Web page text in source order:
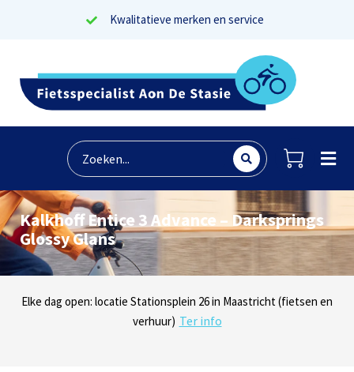
Kwalitatieve merken en service
Kalkhoff Entice 3 Advance – Darksprings
Glossy Glans
Dinsdag t/m zaterdag geopen: locaties Sphinxlunet 1 in Maastricht
(e-bikes) en Maaseikersteenweg 183 in Lanaken (fietsen en e-
Elke dag open: locatie Stationsplein 26 in Maastricht (fietsen en
verhuur) Ter info
Onze missie? Tevreden klanten! Lees reviews